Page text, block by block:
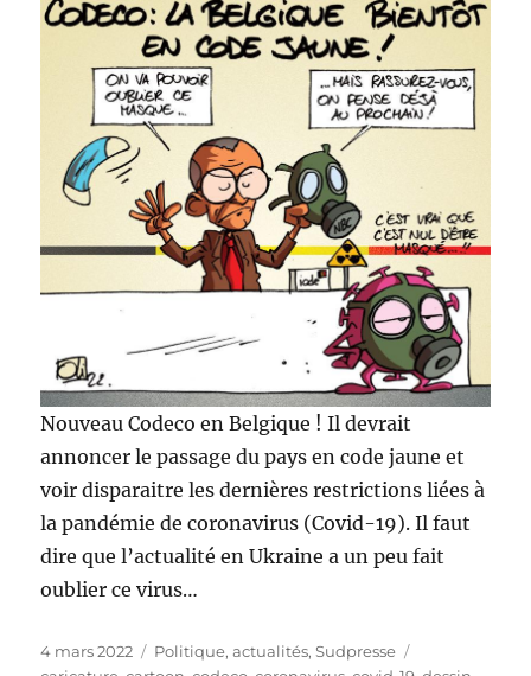
Nouveau Codeco en Belgique ! Il devrait
annoncer le passage du pays en code jaune et
voir disparaitre les dernières restrictions liées à
la pandémie de coronavirus (Covid-19). Il faut
dire que l’actualité en Ukraine a un peu fait
oublier ce virus…
Publié
4 mars 2022 Catégories
Politique, actualités,Sudpresse